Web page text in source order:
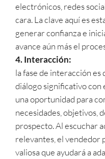
electrónicos, redes
cara. La clave aquí es
generar confianza e
avance aún más el
4. Interacción:
la fase de interacción
diálogo significativo con
una oportunidad para
necesidades, objetivos,
prospecto. Al escuchar
relevantes, el vendedor
valiosa que ayudará a